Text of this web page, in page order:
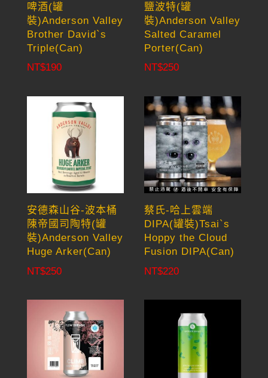
啤酒(罐
裝)Anderson Valley
Brother David`s
Triple(Can)
NT$190
鹽波特(罐
裝)Anderson Valley
Salted Caramel
Porter(Can)
NT$250
安德森山谷-波本桶
陳帝國司陶特(罐
裝)Anderson Valley
Huge Arker(Can)
NT$250
蔡氏-哈上雲端
DIPA(罐裝)Tsai`s
Hoppy the Cloud
Fusion DIPA(Can)
NT$220